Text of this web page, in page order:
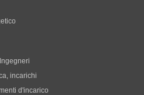
incarichi
d'incarico